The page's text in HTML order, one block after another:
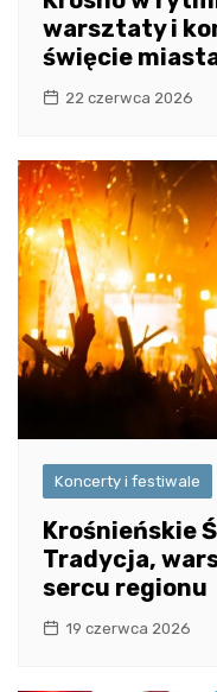
warsztaty i
święcie
22 czerwca 2026
Koncerty i festiwale
Krośnieńskie
Tradycja,
sercu regionu
19 czerwca 2026